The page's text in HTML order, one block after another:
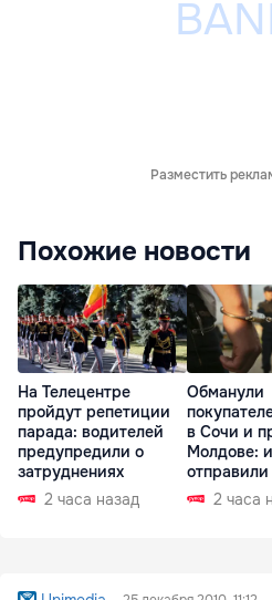
Разместить
Похожие новости
На Телецентре
пройдут репетиции
парада: водителей
предупредили о
затруднениях
2 часа назад
Обманули
в Сочи и
Молдове:
РФ 2 часа